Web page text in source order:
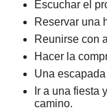
Escuchar el
Reservar una
Reunirse con
Hacer la
Una
Ir a una fiesta
camino.